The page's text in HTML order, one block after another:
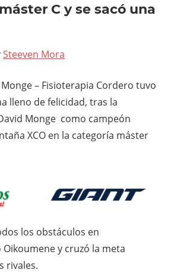
C y se sacó una
Steeven Mora
– Fisioterapia Cordero tuvo
lleno de felicidad, tras la
Monge como campeón
XCO en la categoría máster
los obstáculos en
y cruzó la meta
rivales.